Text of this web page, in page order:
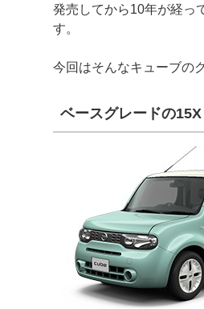
発売してから10年が経っ
す。
今回はそんなキューブの
ベースグレードの15X